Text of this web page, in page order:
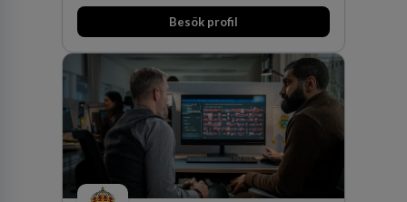
huvudanläggningen i Värnamo. Sedan dess har
man expanderat kraftigt genom ett antal
den största privata återförsäljaren av Volvo
Lastvagnar och finns representerade på 20
orter i södra Sverige.
Besök profil